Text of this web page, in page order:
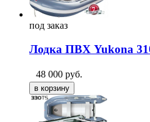
под заказ
Лодка ПВХ Yukona
48 000 руб.